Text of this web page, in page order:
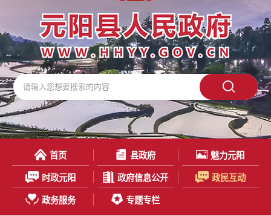
首页 县政府 魅力元阳
时政元阳 政府信息公开 政民互动
政务服务 专题专栏